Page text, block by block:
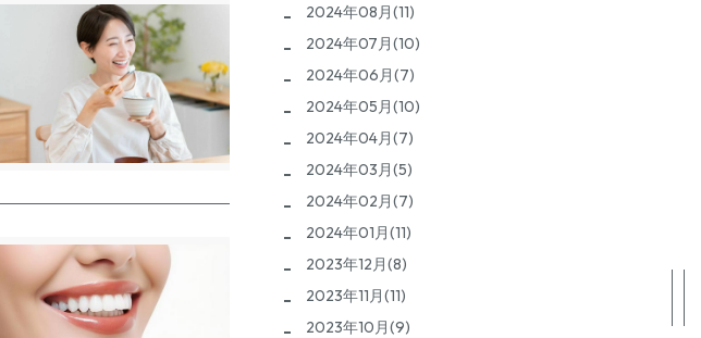
2024年08月(11)
2024年07月(10)
2024年06月(7)
2024年05月(10)
2024年04月(7)
2024年03月(5)
2024年02月(7)
2024年01月(11)
2023年12月(8)
2023年11月(11)
2023年10月(9)